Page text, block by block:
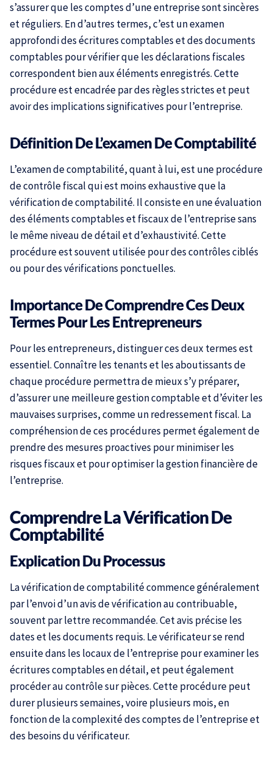
s’assurer que les comptes d’une entreprise sont sincères
et réguliers. En d’autres termes, c’est un examen
approfondi des écritures comptables et des documents
comptables pour vérifier que les déclarations fiscales
correspondent bien aux éléments enregistrés. Cette
procédure est encadrée par des règles strictes et peut
avoir des implications significatives pour l’entreprise.
Définition De L’examen De Comptabilité
L’examen de comptabilité, quant à lui, est une procédure
de contrôle fiscal qui est moins exhaustive que la
vérification de comptabilité. Il consiste en une évaluation
des éléments comptables et fiscaux de l’entreprise sans
le même niveau de détail et d’exhaustivité. Cette
procédure est souvent utilisée pour des contrôles ciblés
ou pour des vérifications ponctuelles.
Importance De Comprendre Ces Deux
Termes Pour Les Entrepreneurs
Pour les entrepreneurs, distinguer ces deux termes est
essentiel. Connaître les tenants et les aboutissants de
chaque procédure permettra de mieux s’y préparer,
d’assurer une meilleure gestion comptable et d’éviter les
mauvaises surprises, comme un redressement fiscal. La
compréhension de ces procédures permet également de
prendre des mesures proactives pour minimiser les
risques fiscaux et pour optimiser la gestion financière de
l’entreprise.
Comprendre La Vérification De
Comptabilité
Explication Du Processus
La vérification de comptabilité commence généralement
par l’envoi d’un avis de vérification au contribuable,
souvent par lettre recommandée. Cet avis précise les
dates et les documents requis. Le vérificateur se rend
ensuite dans les locaux de l’entreprise pour examiner les
écritures comptables en détail, et peut également
procéder au contrôle sur pièces. Cette procédure peut
durer plusieurs semaines, voire plusieurs mois, en
fonction de la complexité des comptes de l’entreprise et
des besoins du vérificateur.